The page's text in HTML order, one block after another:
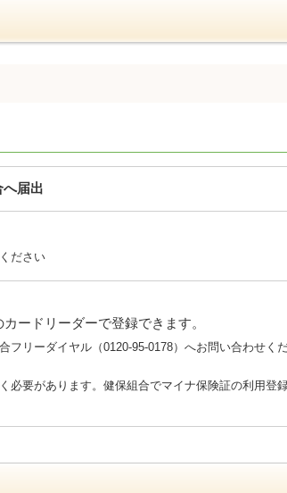
届出
ださい
ードリーダーで登録できます。
リーダイヤル（0120-95-0178）へお問い合わせく
要があります。健保組合でマイナ保険証の利用登